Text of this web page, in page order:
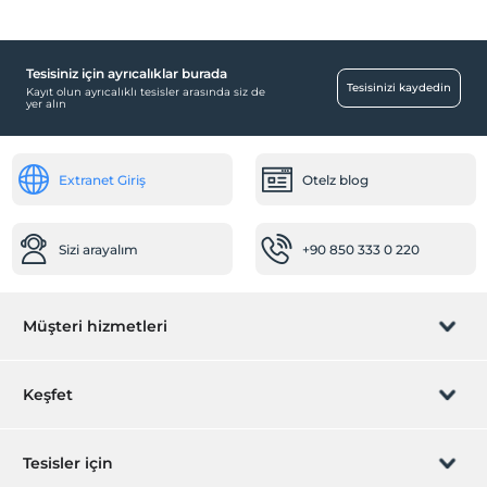
Havuz
Transfer servisi (ücretli)
Boat
Diğer
Aile odaları
Tesisiniz için ayrıcalıklar burada
Kayıt olun ayrıcalıklı tesisler arasında siz de
yer alın
Tesisinizi kaydedin
Extranet Giriş Otelz blog
Sizi arayalım +90 850 333 0 220
Müşteri hizmetleri
Rezervasyon yönet
Keşfet
Hediye Kart
Tesisler için